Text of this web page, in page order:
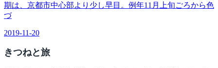
期は、京都市中心部より少し早目。例年11月上旬ごろから色
づ
2019-11-20
きつねと旅